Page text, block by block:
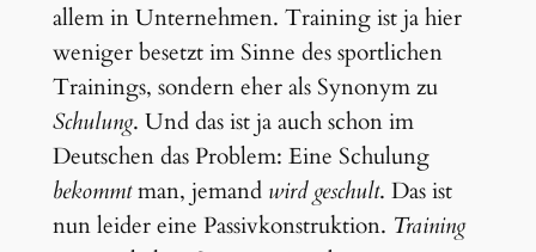
allem in Unternehmen. Training ist ja hier
weniger besetzt im Sinne des sportlichen
Trainings, sondern eher als Synonym zu
Schulung. Und das ist ja auch schon im
Deutschen das Problem: Eine Schulung
bekommtman, jemand wird geschult. Das ist
nun leider eine Passivkonstruktion. Training